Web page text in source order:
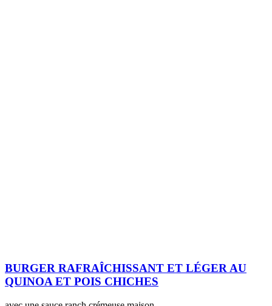
BURGER RAFRAÎCHISSANT ET LÉGER AU
QUINOA ET POIS CHICHES